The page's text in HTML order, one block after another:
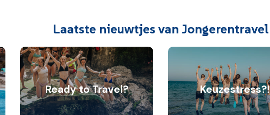
Laatste nieuwtjes van Jongerentravel
Ready to Travel? Keuzestress?!